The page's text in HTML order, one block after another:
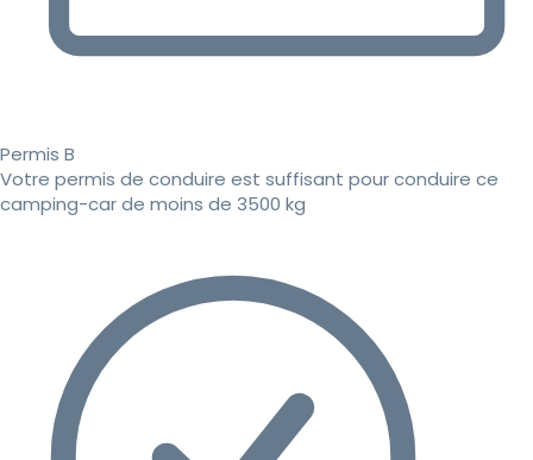
Permis B
Votre permis de conduire est suffisant pour conduire ce
camping-car de moins de 3500 kg